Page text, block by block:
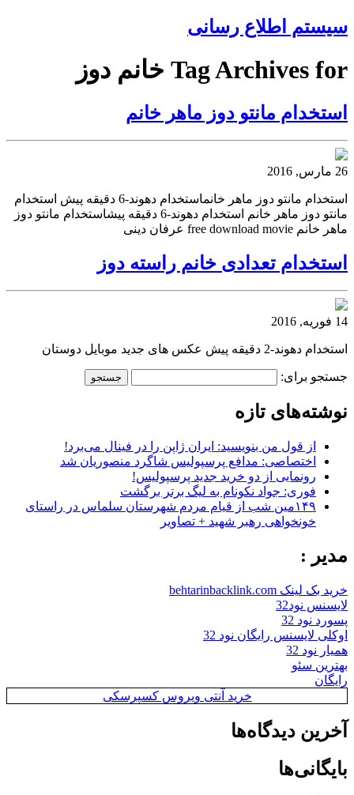
سیستم اطلاع رسانی
Tag Archives for خانم دوز
استخدام مانتو دوز ماهر خانم
26 مارس, 2016
استخدام مانتو دوز ماهر خانماستخدام دهوند-6 دقیقه پیش استخدام
مانتو دوز ماهر خانم استخدام دهوند-6 دقیقه پیشاستخدام مانتو دوز
ماهر خانم free download movie عرفان دینی
استخدام تعدادی خانم راسته دوز
14 فوریه, 2016
استخدام دهوند-2 دقیقه پیش عکس های جدید موبایل دوستان
جستجو برای:
نوشته‌های تازه
از قول من بنویسید: ایران ژاپن را در فینال می‌برد!
اختصاصی: مدافع پرسپولیس شاگرد منصوریان شد
رونمایی از دو خرید جدید پرسپولیس!
فوری: جواد نکونام به لیگ برتر برگشت
۱۴۹مین شب از قیام مردم شهرستان سلماس در راستای
خونخواهی رهبر شهید + تصاویر
مدیر :
خرید بک لینک behtarinbacklink.com
لایسنس نود32
پسورد نود 32
اوکلی لایسنس رایگان نود 32
همیار نود 32
بهترین سئو
رایگان
خرید آنتی ویروس کسپرسکی
آخرین دیدگاه‌ها
بایگانی‌ها